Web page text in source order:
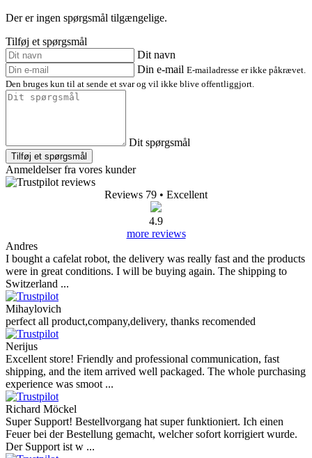
Der er ingen spørgsmål tilgængelige.
Tilføj et spørgsmål
Dit navn
Din e-mail E-mailadresse er ikke påkrævet.
Den bruges kun til at sende et svar og vil ikke blive offentliggjort.
Dit spørgsmål
Tilføj et spørgsmål
Anmeldelser fra vores kunder
Reviews 79 • Excellent
4.9
more reviews
Andres
I bought a cafelat robot, the delivery was really fast and the products
were in great conditions. I will be buying again. The shipping to
Switzerland ...
Mihaylovich
perfect all product,company,delivery, thanks recomended
Nerijus
Excellent store! Friendly and professional communication, fast
shipping, and the item arrived well packaged. The whole purchasing
experience was smoot ...
Richard Möckel
Super Support! Bestellvorgang hat super funktioniert. Ich einen
Feuer bei der Bestellung gemacht, welcher sofort korrigiert wurde.
Der Support ist w ...